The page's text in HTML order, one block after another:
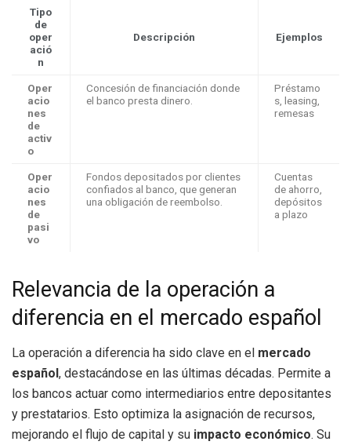
Tipo
de
oper
ació
n
Descripción Ejemplos
Oper
acio
nes
de
activ
o
Concesión de financiación donde
el banco presta dinero.
Préstamo
s, leasing,
remesas
Oper
acio
nes
de
pasi
vo
Fondos depositados por clientes
confiados al banco, que generan
una obligación de reembolso.
Cuentas
de ahorro,
depósitos
a plazo
Relevancia de la operación a
diferencia en el mercado español
La operación a diferencia ha sido clave en el mercado
español, destacándose en las últimas décadas. Permite a
los bancos actuar como intermediarios entre depositantes
y prestatarios. Esto optimiza la asignación de recursos,
mejorando el flujo de capital y su impacto económico. Su